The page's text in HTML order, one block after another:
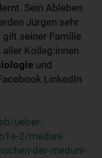
Sein Ableben
Jürgen sehr
seiner Familie
Kolleg:innen
und
LinkedIn
ueber-
2/meduni-
der-meduni-